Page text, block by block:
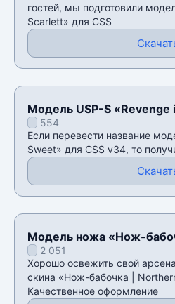
гостей, мы подготовили
Scarlett» для CSS
Модель USP-S «Revenge
v34554
Если перевести название
Sweet» для CSS v34, то
Модель ножа «Нож-
Lights» для CSS v34
2 051
Хорошо освежить свой
скина «Нож-бабочка |
Качественное оформление